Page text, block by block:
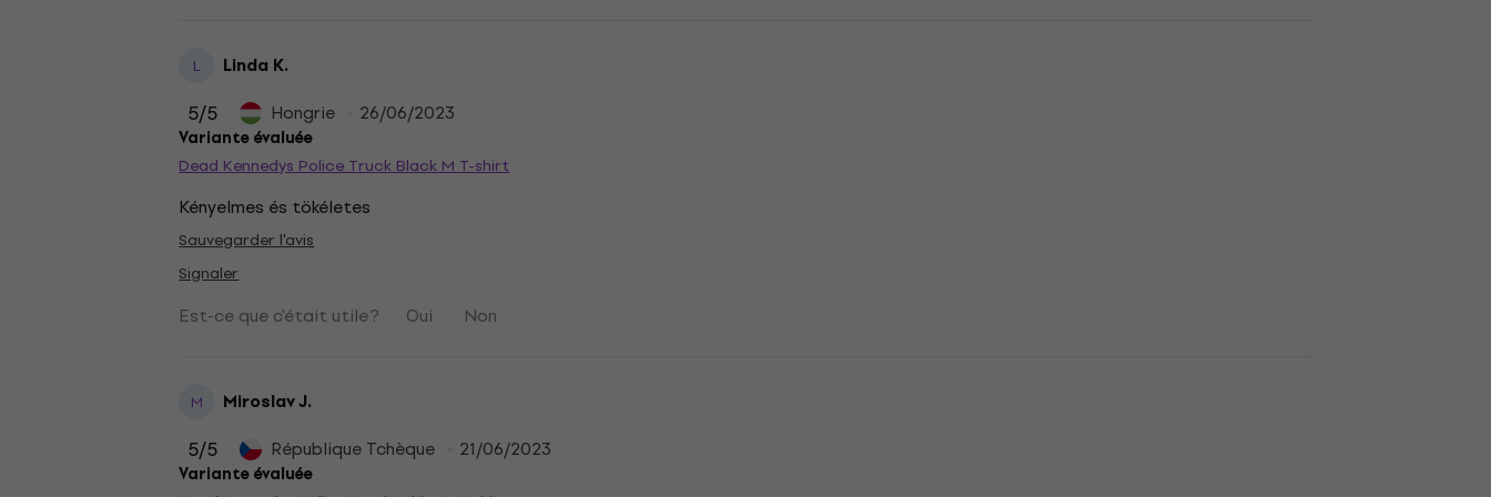
L Linda K.
5/5 Hongrie 26/06/2023
Variante évaluée
Dead Kennedys Police Truck Black M T-shirt
Kényelmes és tökéletes
Sauvegarder l'avis
Signaler
Est-ce que c'était utile ? Oui Non
M Miroslav J.
5/5 République Tchèque 21/06/2023
Variante évaluée